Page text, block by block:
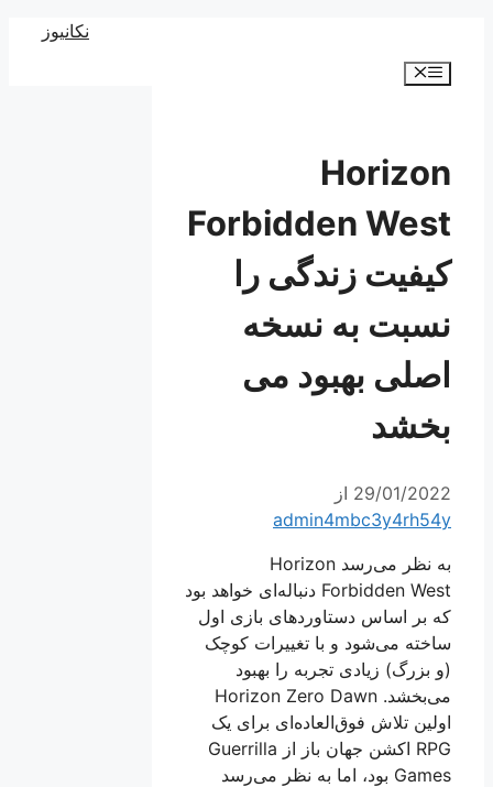
نکانیوز
فهرست
Horizon
Forbidden West
کیفیت زندگی را
نسبت به نسخه
اصلی بهبود می
بخشد
29/01/2022 از
admin4mbc3y4rh54y
به نظر می‌رسد Horizon
Forbidden West دنباله‌ای خواهد بود
که بر اساس دستاوردهای بازی اول
ساخته می‌شود و با تغییرات کوچک
(و بزرگ) زیادی تجربه را بهبود
می‌بخشد. Horizon Zero Dawn
اولین تلاش فوق‌العاده‌ای برای یک
RPG اکشن جهان باز از Guerrilla
Games بود، اما به نظر می‌رسد